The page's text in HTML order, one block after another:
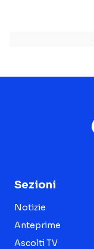
Sezioni
Notizie
Anteprime
Ascolti TV